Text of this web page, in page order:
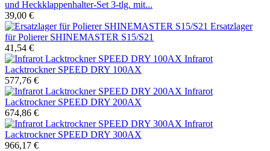
und Heckklappenhalter-Set 3-tlg. mit...
39,00 €
Ersatzlager
für Polierer SHINEMASTER S15/S21
41,54 €
Infrarot
Lacktrockner SPEED DRY 100AX
577,76 €
Infrarot
Lacktrockner SPEED DRY 200AX
674,86 €
Infrarot
Lacktrockner SPEED DRY 300AX
966,17 €